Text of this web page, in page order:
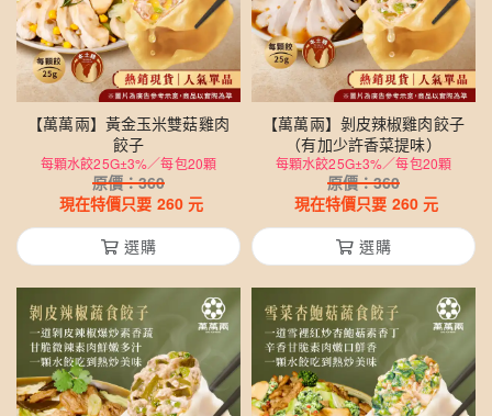
【萬萬兩】黃金玉米雙菇雞肉
餃子
每顆水餃25G±3%／每包20顆
原價：360
現在特價只要 260 元
選購
【萬萬兩】剝皮辣椒雞肉餃子
（有加少許香菜提味）
每顆水餃25G±3%／每包20顆
原價：360
現在特價只要 260 元
選購